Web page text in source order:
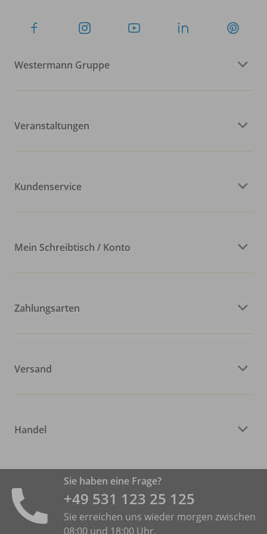
Westermann Gruppe
Veranstaltungen
Kundenservice
Mein Schreibtisch / Konto
Zahlungsarten
Versand
Handel
Sie haben eine Frage?
+49 531 ­123 25 125
Sie erreichen uns wieder morgen zwischen
08:00 und 18:00 Uhr.